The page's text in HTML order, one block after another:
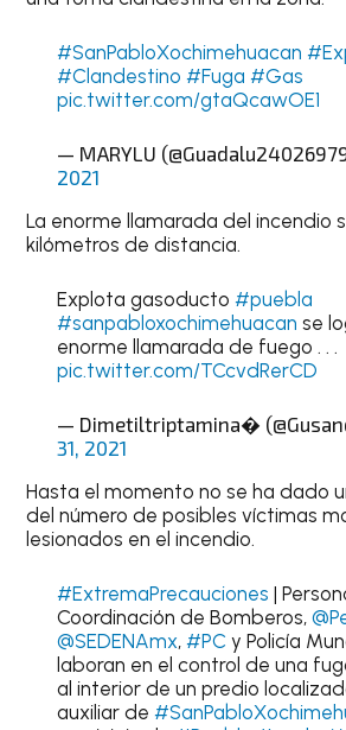
#SanPabloXochimehuacan
#Clandestino #Fuga #Gas
pic.twitter.com/gtaQcawOE1
— MARYLU
2021
La enorme llamarada del incendio
kilómetros de distancia.
Explota gasoducto #puebla
#sanpabloxochimehuacan se
enorme llamarada de fuego . . .
pic.twitter.com/TCcvdRerCD
— Dimetiltriptamina�
31, 2021
Hasta el momento no se ha dado
del número de posibles víctimas
lesionados en el incendio.
#ExtremaPrecauciones |
Coordinación de Bomberos,
@SEDENAmx, #PC y Policía
laboran en el control de una
al interior de un predio
auxiliar de